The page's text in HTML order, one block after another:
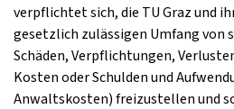
verpflichtet sich, die TU Graz und
gesetzlich zulässigen Umfang von
Schäden, Verpflichtungen,
Kosten oder Schulden und
Anwaltskosten) freizustellen und